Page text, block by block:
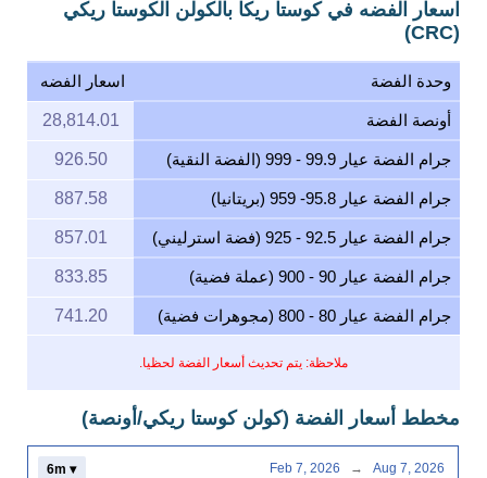
اسعار الفضه في كوستا ريكا بالكولن الكوستا ريكي
(CRC)
وحدة الفضة اسعار الفضه
ملاحظة: يتم تحديث أسعار الفضة لحظيا.
أونصة الفضة 28,814.01
جرام الفضة عيار 99.9 - 999 (الفضة النقية) 926.50
جرام الفضة عيار 95.8- 959 (بريتانيا) 887.58
جرام الفضة عيار 92.5 - 925 (فضة استرليني) 857.01
جرام الفضة عيار 90 - 900 (عملة فضية) 833.85
جرام الفضة عيار 80 - 800 (مجوهرات فضية) 741.20
مخطط أسعار الفضة (كولن كوستا ريكي/أونصة)
6m ▾ Feb 7, 2026 → Aug 7, 2026